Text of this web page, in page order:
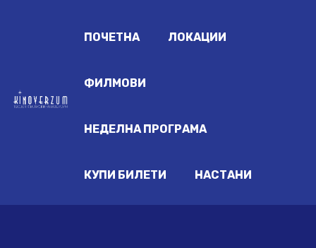
ПОЧЕТНА ЛОКАЦИИ
ФИЛМОВИ
НЕДЕЛНА ПРОГРАМА
КУПИ БИЛЕТИ НАСТАНИ